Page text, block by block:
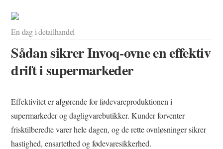
SEARCH
En dag i detailhandel
Sådan sikrer Invoq-ovne en effektiv
drift i supermarkeder
Effektivitet er afgørende for fødevareproduktionen i
supermarkeder og dagligvarebutikker. Kunder forventer
frisktilberedte varer hele dagen, og de rette ovnløsninger sikrer
hastighed, ensartethed og fødevaresikkerhed.